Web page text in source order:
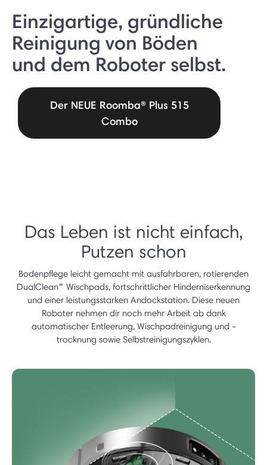
Einzigartige, gründliche
Reinigung von Böden
und dem Roboter selbst.
Der NEUE Roomba® Plus 515
Combo
Das Leben ist nicht einfach,
Putzen schon
Bodenpflege leicht gemacht mit ausfahrbaren, rotierenden
DualClean™ Wischpads, fortschrittlicher Hinderniserkennung
und einer leistungsstarken Andockstation. Diese neuen
Roboter nehmen dir noch mehr Arbeit ab dank
automatischer Entleerung, Wischpadreinigung und -
trocknung sowie Selbstreinigungszyklen.